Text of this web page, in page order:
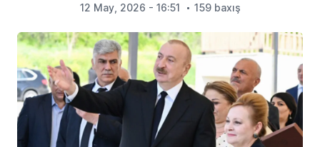
12 May, 2026 - 16:51 159 baxış